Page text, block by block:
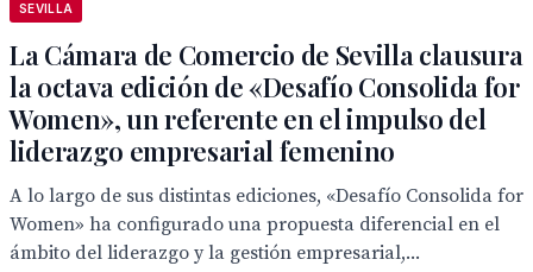
SEVILLA
La Cámara de Comercio de Sevilla clausura
la octava edición de «Desafío Consolida for
Women», un referente en el impulso del
liderazgo empresarial femenino
A lo largo de sus distintas ediciones, «Desafío Consolida for
Women» ha configurado una propuesta diferencial en el
ámbito del liderazgo y la gestión empresarial,...